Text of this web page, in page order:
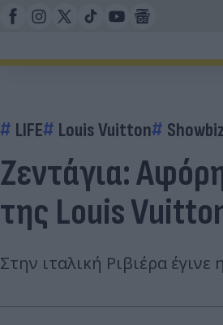
LIFE Louis Vuitton
Ζεντάγια:
της Louis
Στην ιταλική Ριβιέρα